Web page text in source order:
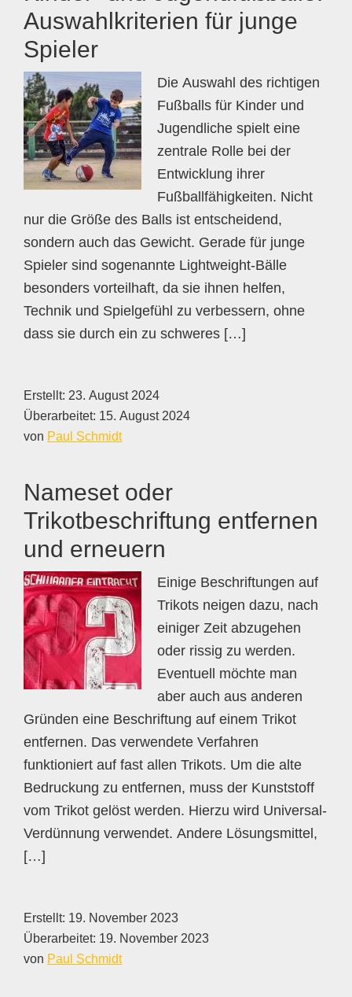
Auswahlkriterien für junge
Spieler
Die Auswahl des richtigen
Fußballs für Kinder und
Jugendliche spielt eine
zentrale Rolle bei der
Entwicklung ihrer
Fußballfähigkeiten. Nicht
nur die Größe des Balls ist entscheidend,
sondern auch das Gewicht. Gerade für junge
Spieler sind sogenannte Lightweight-Bälle
besonders vorteilhaft, da sie ihnen helfen,
Technik und Spielgefühl zu verbessern, ohne
dass sie durch ein zu schweres […]
Erstellt: 23. August 2024
Überarbeitet: 15. August 2024
von Paul Schmidt
Nameset oder
Trikotbeschriftung entfernen
und erneuern
Einige Beschriftungen auf
Trikots neigen dazu, nach
einiger Zeit abzugehen
oder rissig zu werden.
Eventuell möchte man
aber auch aus anderen
Gründen eine Beschriftung auf einem Trikot
entfernen. Das verwendete Verfahren
funktioniert auf fast allen Trikots. Um die alte
Bedruckung zu entfernen, muss der Kunststoff
vom Trikot gelöst werden. Hierzu wird Universal-
Verdünnung verwendet. Andere Lösungsmittel,
[…]
Erstellt: 19. November 2023
Überarbeitet: 19. November 2023
von Paul Schmidt